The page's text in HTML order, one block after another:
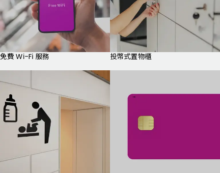
免費 Wi-Fi 服務 投幣式置物櫃